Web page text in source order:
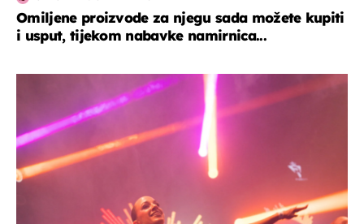
Omiljene proizvode za njegu sada možete kupiti
i usput, tijekom nabavke namirnica...